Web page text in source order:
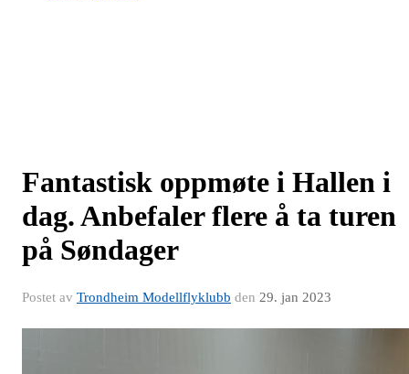
Fantastisk oppmøte i Hallen i
dag. Anbefaler flere å ta turen
på Søndager
Postet av Trondheim Modellflyklubb den 29. jan 2023